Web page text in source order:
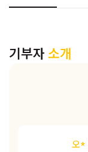
기부자 소개
오*